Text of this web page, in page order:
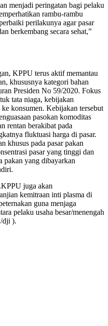
menjadi peringatan bagi pelaku
rambu-rambu
perilakunya agar pasar
berkembang secara sehat,”
KPPU terus aktif memantau
khususnya kategori bahan
Presiden No 59/2020. Fokus
tata niaga, kebijakan
konsumen. Kebijakan tersebut
pasokan komoditas
rentan berakibat pada
fluktuasi harga di pasar.
khusus pada pasar pakan
pasar yang tinggi dan
pakan yang dibayarkan
juga akan
kemitraan inti plasma di
guna menjaga
pelaku usaha besar/menengah
dji ).